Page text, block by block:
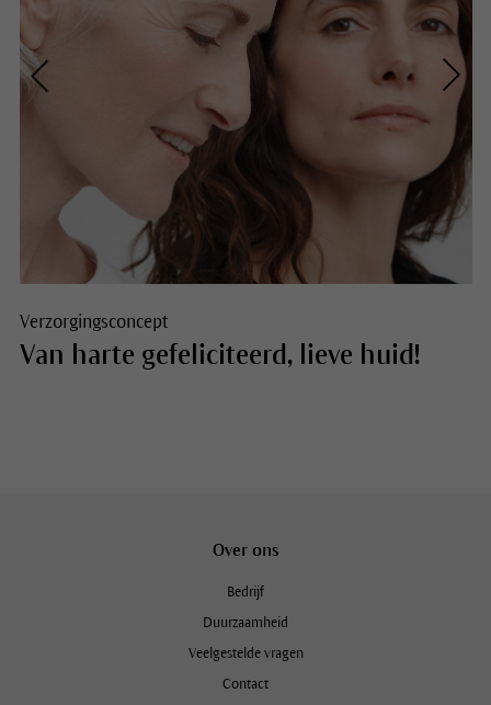
Verzorgingsconcept
Van harte gefeliciteerd, lieve huid!
Over ons
Bedrijf
Duurzaamheid
Veelgestelde vragen
Contact